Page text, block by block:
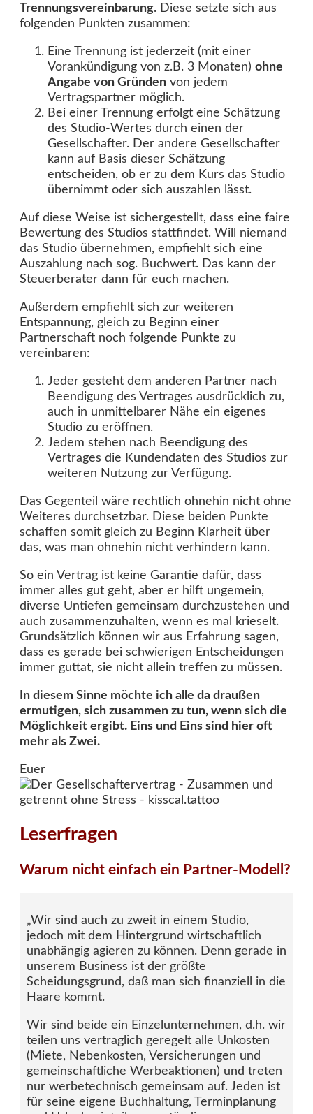
Trennungsvereinbarung. Diese setzte sich aus
folgenden Punkten zusammen:
Eine Trennung ist jederzeit (mit einer
Vorankündigung von z.B. 3 Monaten) ohne
Angabe von Gründen von jedem
Vertragspartner möglich.
Bei einer Trennung erfolgt eine Schätzung
des Studio-Wertes durch einen der
Gesellschafter. Der andere Gesellschafter
kann auf Basis dieser Schätzung
entscheiden, ob er zu dem Kurs das Studio
übernimmt oder sich auszahlen lässt.
Auf diese Weise ist sichergestellt, dass eine faire
Bewertung des Studios stattfindet. Will niemand
das Studio übernehmen, empfiehlt sich eine
Auszahlung nach sog. Buchwert. Das kann der
Steuerberater dann für euch machen.
Außerdem empfiehlt sich zur weiteren
Entspannung, gleich zu Beginn einer
Partnerschaft noch folgende Punkte zu
vereinbaren:
Jeder gesteht dem anderen Partner nach
Beendigung des Vertrages ausdrücklich zu,
auch in unmittelbarer Nähe ein eigenes
Studio zu eröffnen.
Jedem stehen nach Beendigung des
Vertrages die Kundendaten des Studios zur
weiteren Nutzung zur Verfügung.
Das Gegenteil wäre rechtlich ohnehin nicht ohne
Weiteres durchsetzbar. Diese beiden Punkte
schaffen somit gleich zu Beginn Klarheit über
das, was man ohnehin nicht verhindern kann.
So ein Vertrag ist keine Garantie dafür, dass
immer alles gut geht, aber er hilft ungemein,
diverse Untiefen gemeinsam durchzustehen und
auch zusammenzuhalten, wenn es mal krieselt.
Grundsätzlich können wir aus Erfahrung sagen,
dass es gerade bei schwierigen Entscheidungen
immer guttat, sie nicht allein treffen zu müssen.
In diesem Sinne möchte ich alle da draußen
ermutigen, sich zusammen zu tun, wenn sich die
Möglichkeit ergibt. Eins und Eins sind hier oft
mehr als Zwei.
Euer
Leserfragen
Warum nicht einfach ein Partner-Modell?
„Wir sind auch zu zweit in einem Studio,
jedoch mit dem Hintergrund wirtschaftlich
unabhängig agieren zu können. Denn gerade in
unserem Business ist der größte
Scheidungsgrund, daß man sich finanziell in die
Haare kommt.
Wir sind beide ein Einzelunternehmen, d.h. wir
teilen uns vertraglich geregelt alle Unkosten
(Miete, Nebenkosten, Versicherungen und
gemeinschaftliche Werbeaktionen) und treten
nur werbetechnisch gemeinsam auf. Jeden ist
für seine eigene Buchhaltung, Terminplanung